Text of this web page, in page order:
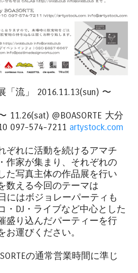
「流」 2016.11.13(sun) 〜
11.26(sat) @BOASORTE 大分
097-574-7211 artystock.com
ぞれに活動を続けるアマチ
作家が集まり、それぞれの
た写真主体の作品展を行い
数える今回のテーマは
にはボジョレーパーティも
・DJ・ライブなど中心とした
盛り込んだパーティーを行
お運びください。
の通常営業時間に準じ